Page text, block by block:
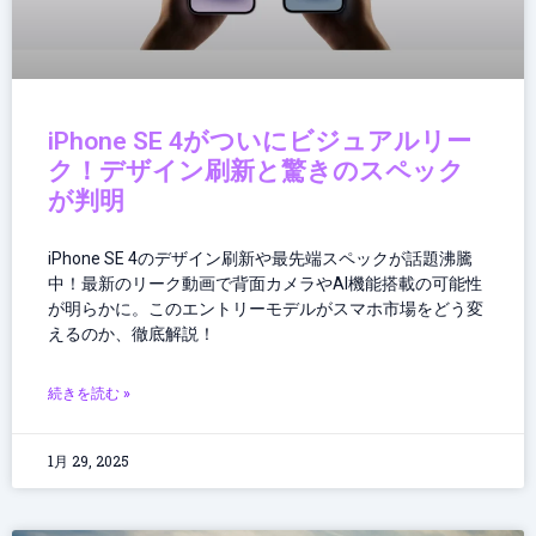
iPhone SE 4がついにビジュアルリー
ク！デザイン刷新と驚きのスペック
が判明
iPhone SE 4のデザイン刷新や最先端スペックが話題沸騰
中！最新のリーク動画で背面カメラやAI機能搭載の可能性
が明らかに。このエントリーモデルがスマホ市場をどう変
えるのか、徹底解説！
続きを読む »
1月 29, 2025